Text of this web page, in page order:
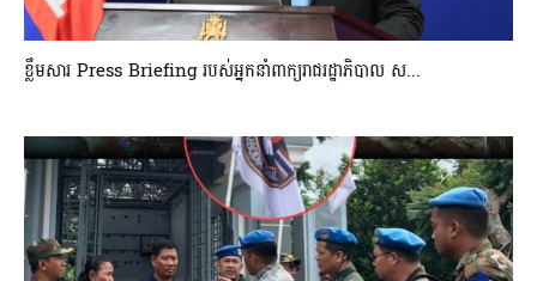
ខ្លឹមសារ Press Briefing របស់អ្នកនាំពាក្យរាជរដ្ឋាភិបាល ស...